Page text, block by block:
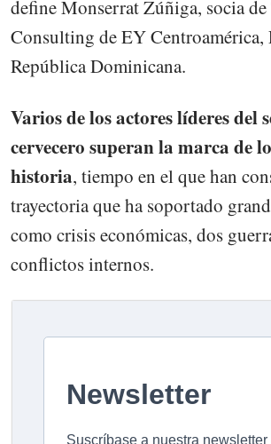
define Monserrat Zúñiga, socia de
Consulting de EY Centroamérica,
República Dominicana.
Varios de los actores líderes del
cervecero superan la marca de
historia, tiempo en el que han
trayectoria que ha soportado
como crisis económicas, dos
conflictos internos.